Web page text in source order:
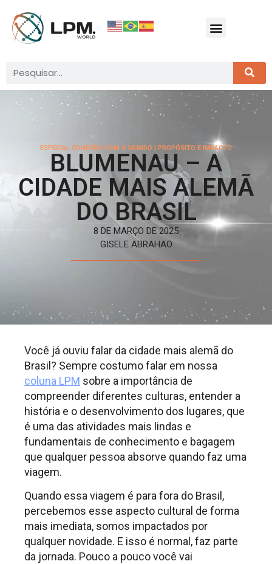
ESPECIAL CONEXÃO COM O MUNDO | PROPÓSITO E IMPACTO
BLUMENAU – A
CIDADE MAIS ALEMÃ
DO BRASIL
8 DE MARÇO DE 2025
GISELE ABRAHAO
Você já ouviu falar da cidade mais alemã do
Brasil? Sempre costumo falar em nossa
coluna LPM sobre a importância de
compreender diferentes culturas, entender a
história e o desenvolvimento dos lugares, que
é uma das atividades mais lindas e
fundamentais de conhecimento e bagagem
que qualquer pessoa absorve quando faz uma
viagem.
Quando essa viagem é para fora do Brasil,
percebemos esse aspecto cultural de forma
mais imediata, somos impactados por
qualquer novidade. E isso é normal, faz parte
da jornada. Pouco a pouco você vai